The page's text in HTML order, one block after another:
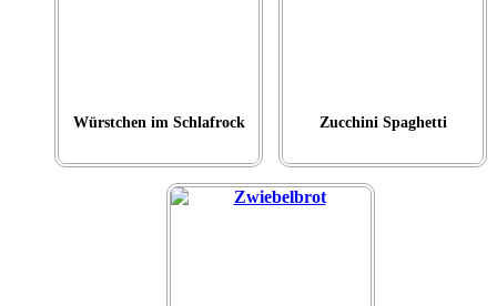
Würstchen im Schlafrock Zucchini Spaghetti